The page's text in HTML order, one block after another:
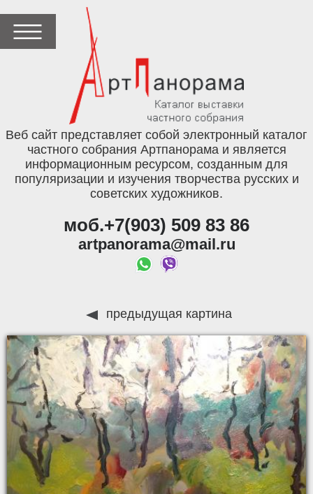
Веб сайт представляет собой электронный каталог
частного собрания Артпанорама и является
информационным ресурсом, созданным для
популяризации и изучения творчества русских и
советских художников.
моб.+7(903) 509 83 86
artpanorama@mail.ru
предыдущая картина